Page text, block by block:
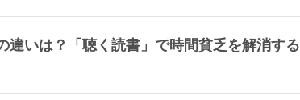
いは？「聴く読書」で時間貧乏を解消する